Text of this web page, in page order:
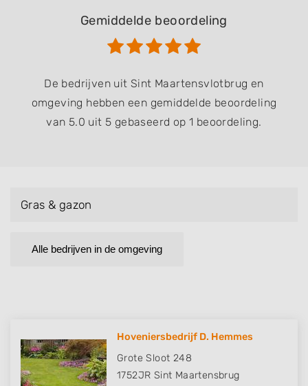
Gemiddelde beoordeling
De bedrijven uit Sint Maartensvlotbrug en
omgeving hebben een gemiddelde beoordeling
van 5.0 uit 5 gebaseerd op 1 beoordeling.
Gras & gazon
Alle bedrijven in de omgeving
Hoveniersbedrijf D. Hemmes
Grote Sloot 248
1752JR Sint Maartensbrug